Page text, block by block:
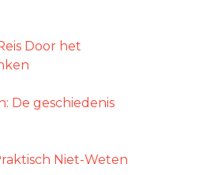
Door het
De geschiedenis
Niet-Weten